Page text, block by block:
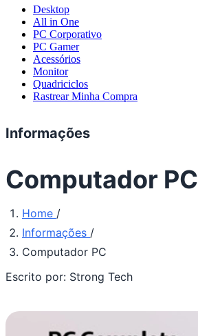
Desktop
All in One
PC Corporativo
PC Gamer
Acessórios
Monitor
Quadriciclos
Rastrear Minha Compra
Informações
Computador PC
Home /
Informações /
Computador PC
Escrito por: Strong Tech